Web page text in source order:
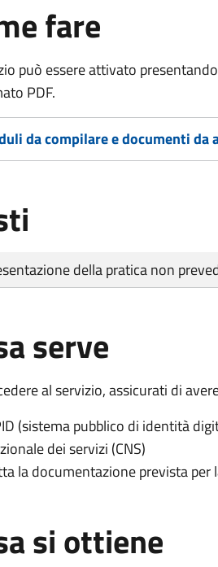
fare
può essere attivato
PDF.
da compilare e documenti da
pagamentodella pratica non
serve
al servizio, assicurati di
(sistema pubblico di identità
dei servizi (CNS)
la documentazione prevista per
si ottiene